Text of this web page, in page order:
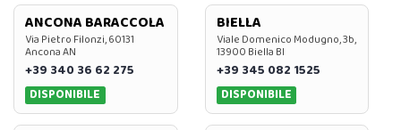
ANCONA BARACCOLA
Via Pietro Filonzi, 60131
Ancona AN
+39 340 36 62 275
DISPONIBILE
BIELLA
Viale Domenico Modugno, 3b,
13900 Biella BI
+39 345 082 1525
DISPONIBILE